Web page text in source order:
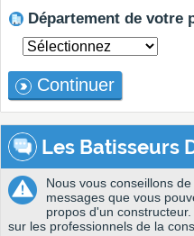
Département de votre
Continuer
Les Batisseurs
Nous vous conseillons
messages que vous
propos d'un
sur les professionnels de la